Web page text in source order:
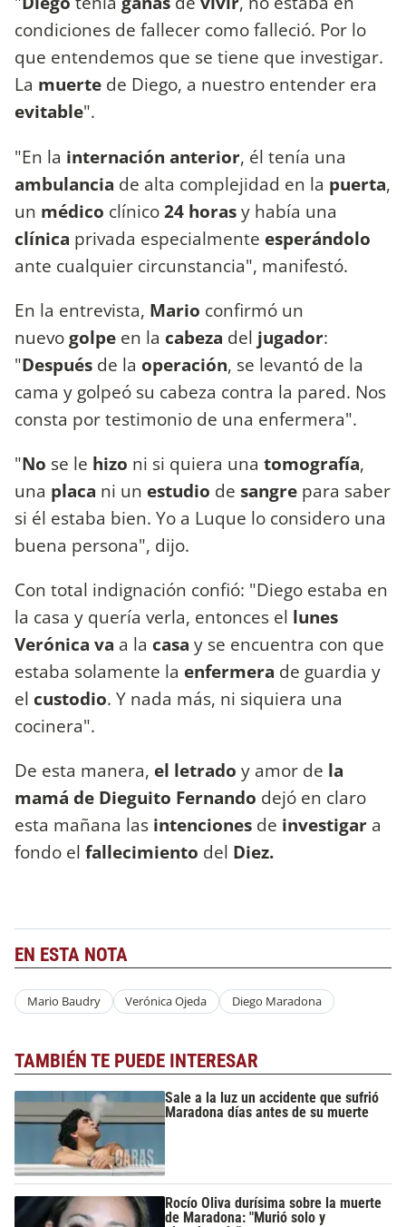
condiciones de fallecer como falleció. Por lo
que entendemos que se tiene que investigar.
La muerte de Diego, a nuestro entender era
evitable".
"En la internación anterior, él tenía una
ambulancia de alta complejidad en la puerta,
un médico clínico24 horasy había una
clínica privada especialmente esperándolo
ante cualquier circunstancia", manifestó.
En la entrevista, Mario confirmó un
nuevogolpe en la cabeza del jugador:
"Después de la operación, se levantó de la
cama y golpeó su cabeza contra la pared. Nos
consta por testimonio de una enfermera".
"No se le hizo ni si quiera una tomografía,
una placa ni un estudio de sangre para saber
si él estaba bien. Yo a Luque lo considero una
buena persona", dijo.
Con total indignación confió: "Diego estaba en
la casa y quería verla, entonces el lunes
Verónica va a la casa y se encuentra con que
estaba solamente la enfermera de guardia y
el custodio. Y nada más, ni siquiera una
cocinera".
De esta manera, el letrado y amor de la
mamá de Dieguito Fernando dejó en claro
esta mañana las intenciones de investigar a
fondo el fallecimiento del Diez.
EN ESTA NOTA
Mario Baudry Verónica Ojeda Diego Maradona
TAMBIÉN TE PUEDE INTERESAR
Sale a la luz un accidente que sufrió
Maradona días antes de su muerte
Rocío Oliva durísima sobre la muerte
de Maradona: "Murió solo y